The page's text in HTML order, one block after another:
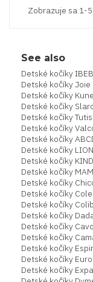
Zobrazuje sa 1-
See also
Detské kočíky
Detské kočíky Joie
Detské kočíky
Detské kočíky
Detské kočíky Tutis
Detské kočíky
Detské kočíky
Detské kočíky
Detské kočíky
Detské kočíky
Detské kočíky
Detské kočíky
Detské kočíky
Detské kočíky
Detské kočíky
Detské kočíky
Detské kočíky
Detské kočíky
Detské kočíky